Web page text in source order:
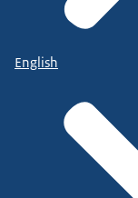
English